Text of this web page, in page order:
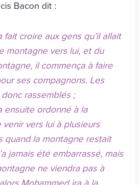
Bacon dit :
fait croire aux gens qu’il allait
montagne vers lui, et du
il commença à faire
ses compagnons. Les
rassemblés ;
ensuite ordonné à la
vers lui à plusieurs
quand la montagne restait
jamais été embarrassé, mais
ne viendra pas à